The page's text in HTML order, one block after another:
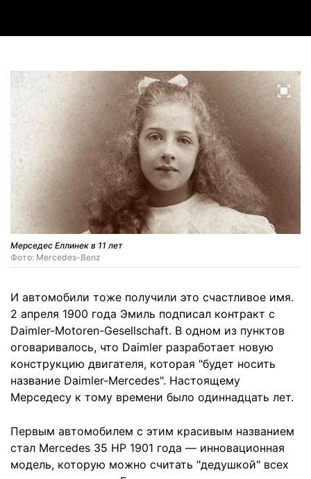
Мерседес Еллинек в 11 лет
Фото: Mercedes-Benz
И автомобили тоже получили это счастливое имя.
2 апреля 1900 года Эмиль подписал контракт с
Daimler-Motoren-Gesellschaft. В одном из пунктов
оговаривалось, что Daimler разработает новую
конструкцию двигателя, которая "будет носить
название Daimler-Mercedes". Настоящему
Мерседесу к тому времени было одиннадцать лет.
Первым автомобилем с этим красивым названием
стал Mercedes 35 HP 1901 года — инновационная
модель, которую можно считать "дедушкой" всех